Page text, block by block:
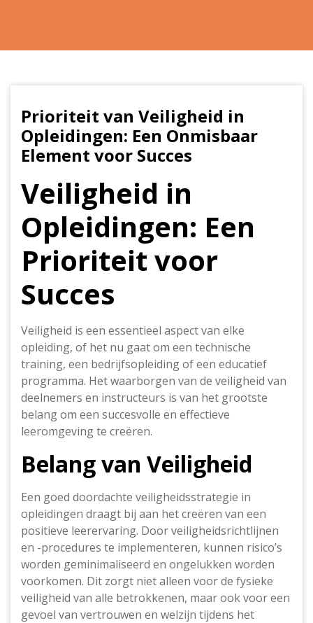
Prioriteit van Veiligheid in
Opleidingen: Een Onmisbaar
Element voor Succes
Veiligheid in
Opleidingen: Een
Prioriteit voor
Succes
Veiligheid is een essentieel aspect van elke
opleiding, of het nu gaat om een technische
training, een bedrijfsopleiding of een educatief
programma. Het waarborgen van de veiligheid van
deelnemers en instructeurs is van het grootste
belang om een succesvolle en effectieve
leeromgeving te creëren.
Belang van Veiligheid
Een goed doordachte veiligheidsstrategie in
opleidingen draagt bij aan het creëren van een
positieve leerervaring. Door veiligheidsrichtlijnen
en -procedures te implementeren, kunnen risico’s
worden geminimaliseerd en ongelukken worden
voorkomen. Dit zorgt niet alleen voor de fysieke
veiligheid van alle betrokkenen, maar ook voor een
gevoel van vertrouwen en welzijn tijdens het